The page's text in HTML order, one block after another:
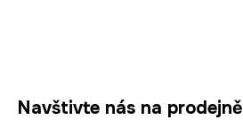
Navštivte nás na prodejně